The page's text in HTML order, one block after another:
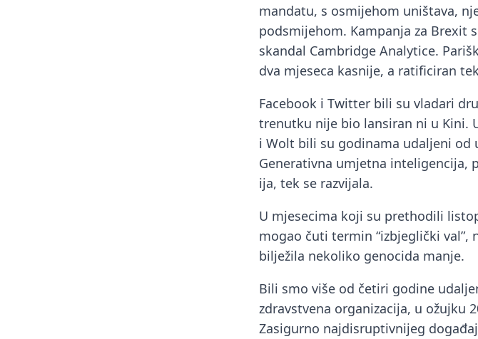
mandatu, s osmijehom uništava,
podsmijehom. Kampanja za Brexit
skandal Cambridge Analytice.
dva mjeseca kasnije, a ratificiran
Facebook i Twitter bili su vladari
trenutku nije bio lansiran ni u Kini.
i Wolt bili su godinama udaljeni od
Generativna umjetna inteligencija,
ija, tek se razvijala.
U mjesecima koji su prethodili
mogao čuti termin “izbjeglički val”,
bilježila nekoliko genocida manje.
Bili smo više od četiri godine
zdravstvena organizacija, u ožujku
Zasigurno najdisruptivnijeg